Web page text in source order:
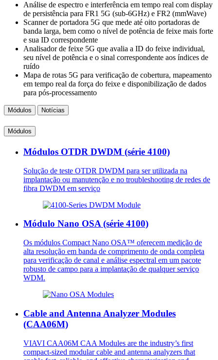
Análise de espectro e interferência em tempo real com display
de persistência para FR1 5G (sub-6GHz) e FR2 (mmWave)
Scanner de portadora 5G que mede até oito portadoras de
banda larga, bem como o nível de potência de feixe mais forte
e sua ID correspondente
Analisador de feixe 5G que avalia a ID do feixe individual,
seu nível de potência e o sinal correspondente aos índices de
ruído
Mapa de rotas 5G para verificação de cobertura, mapeamento
em tempo real da força do feixe e disponibilização de dados
para pós-processamento
Módulos Notícias
Módulos
Módulos OTDR DWDM (série 4100)
Solução de teste OTDR DWDM para ser utilizada na
implantação ou manutenção e no troubleshooting de redes de
fibra DWDM em serviço
Módulo Nano OSA (série 4100)
Os módulos Compact Nano OSA™ oferecem medição de
alta resolução em banda de comprimento de onda completa
para verificação de canal e análise espectral em um pacote
robusto de campo para a implantação de qualquer serviço
WDM.
Cable and Antenna Analyzer Modules
(CAA06M)
VIAVI CAA06M CAA Modules are the industry’s first
compact-sized modular cable and antenna analyzers that